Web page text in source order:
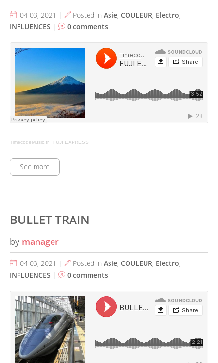
04 03, 2021 | Posted in Asie, COULEUR, Electro,
INFLUENCES | 0 comments
TimecodeMusic.fr · FUJI EXPRESS
See more
BULLET TRAIN
by manager
04 03, 2021 | Posted in Asie, COULEUR, Electro,
INFLUENCES | 0 comments